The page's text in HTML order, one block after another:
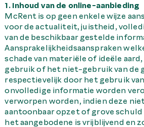
1. Inhoud van de online-aanbieding
McRent is op geen enkele wijze
voor de actualiteit, juistheid,
van de beschikbaar gestelde
Aansprakelijkheidsaanspraken
schade van materiële of ideële
gebruik of het niet-gebruik van de
respectievelijk door het gebruik
onvolledige informatie worden
verworpen worden, indien deze
aantoonbaar opzet of grove schuld
het aangebodene is vrijblijvend en